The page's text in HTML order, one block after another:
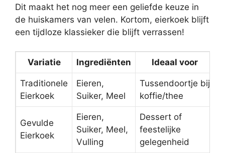
Dit maakt het nog meer een geliefde keuze in
de huiskamers van velen. Kortom, eierkoek blijft
een tijdloze klassieker die blijft verrassen!
Variatie Ingrediënten Ideaal voor
Traditionele
Eierkoek
Eieren,
Suiker, Meel
Tussendoortje bij
koffie/thee
Gevulde
Eierkoek
Eieren,
Suiker, Meel,
Vulling
Dessert of
feestelijke
gelegenheid